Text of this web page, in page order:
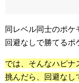
同レベル同士のポケ
回避なしで勝てるポ
では、そんなハピナ
挑んだら、回避なし